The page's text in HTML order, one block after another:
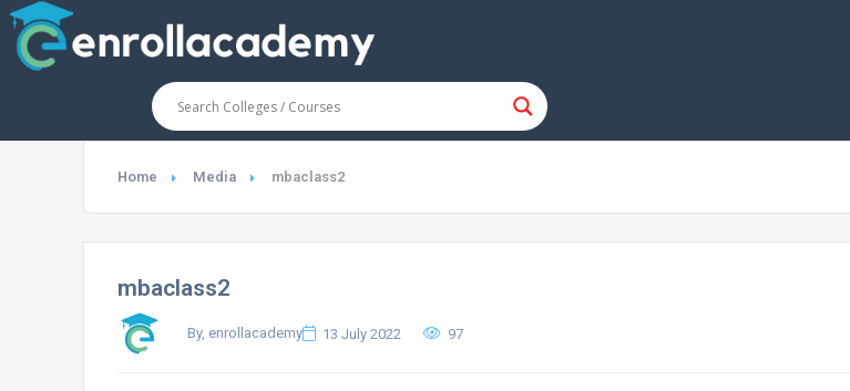
Home Media mbaclass2
mbaclass2
By, enrollacademy 13 July 2022 97